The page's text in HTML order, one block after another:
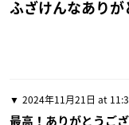
ふざけんなありが
2024年11月21日 at
最高！ありがとうござ